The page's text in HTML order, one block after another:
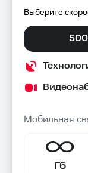
Выберите
500
Мобильная
Гб